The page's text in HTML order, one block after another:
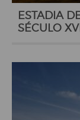
ESTADIA
SÉCULO